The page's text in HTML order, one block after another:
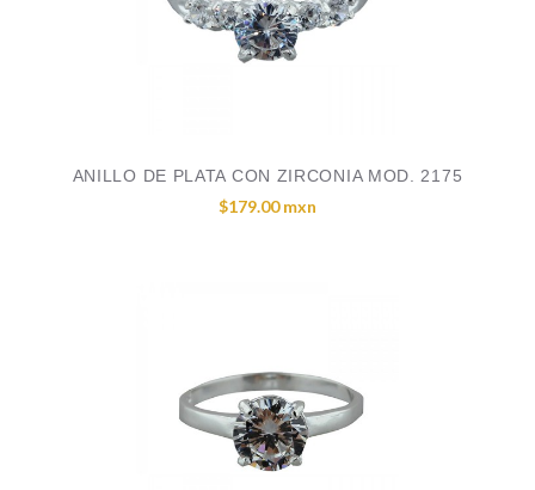
ANILLO DE PLATA CON ZIRCONIA MOD. 2175
$179.00 mxn